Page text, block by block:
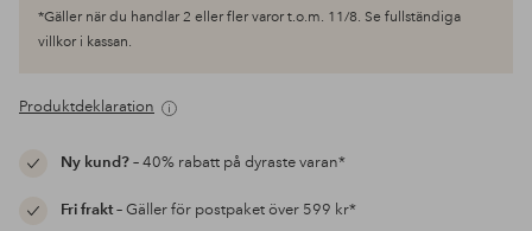
*Gäller när du handlar 2 eller fler varor t.o.m. 11/8. Se fullständiga
villkor i kassan.
Produktdeklaration
Ny kund?– 40% rabatt på dyraste varan*
Fri frakt– Gäller för postpaket över 599 kr*